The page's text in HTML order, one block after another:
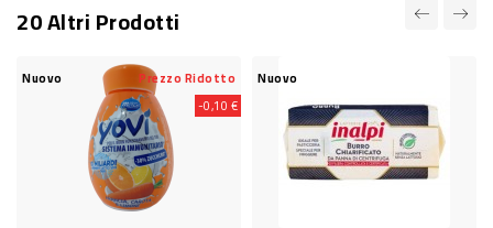
TESSUTI
DETERGENTI
SUPERFICI
ACCESSORI
20 Altri Prodotti
Nuovo
-0,10 €
Prezzo Ridotto Nuovo